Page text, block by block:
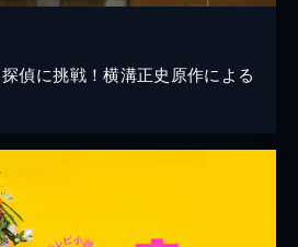
偵に挑戦！横溝正史原作による